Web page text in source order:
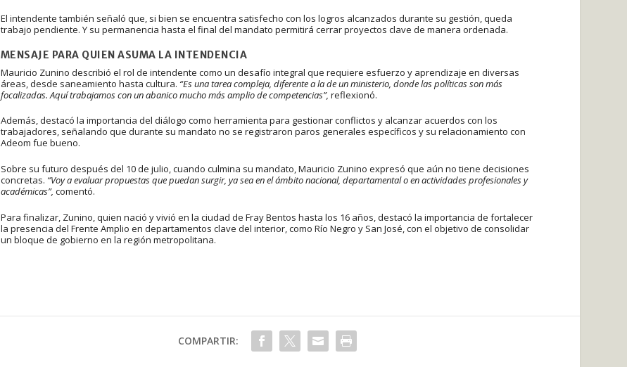
El intendente también señaló que, si bien se encuentra satisfecho con los logros alcanzados durante su gestión, queda
trabajo pendiente. Y su permanencia hasta el final del mandato permitirá cerrar proyectos clave de manera ordenada.
MENSAJE PARA QUIEN ASUMA LA INTENDENCIA
Mauricio Zunino describió el rol de intendente como un desafío integral que requiere esfuerzo y aprendizaje en diversas
áreas, desde saneamiento hasta cultura. “Es una tarea compleja, diferente a la de un ministerio, donde las políticas son más
focalizadas. Aquí trabajamos con un abanico mucho más amplio de competencias”, reflexionó.
Además, destacó la importancia del diálogo como herramienta para gestionar conflictos y alcanzar acuerdos con los
trabajadores, señalando que durante su mandato no se registraron paros generales específicos y su relacionamiento con
Adeom fue bueno.
Sobre su futuro después del 10 de julio, cuando culmina su mandato, Mauricio Zunino expresó que aún no tiene decisiones
concretas. “Voy a evaluar propuestas que puedan surgir, ya sea en el ámbito nacional, departamental o en actividades profesionales y
académicas”, comentó.
Para finalizar, Zunino, quien nació y vivió en la ciudad de Fray Bentos hasta los 16 años, destacó la importancia de fortalecer
la presencia del Frente Amplio en departamentos clave del interior, como Río Negro y San José, con el objetivo de consolidar
un bloque de gobierno en la región metropolitana.
COMPARTIR: